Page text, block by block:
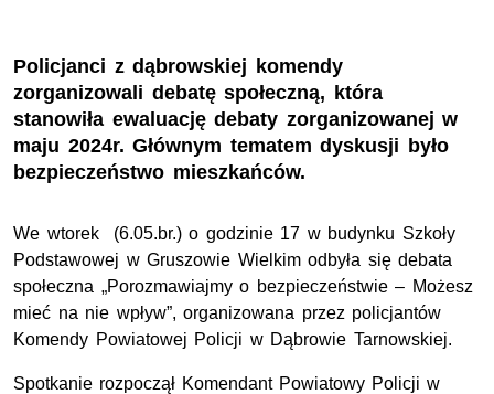
Policjanci z dąbrowskiej komendy
zorganizowali debatę społeczną, która
stanowiła ewaluację debaty zorganizowanej w
maju 2024r. Głównym tematem dyskusji było
bezpieczeństwo mieszkańców.
We wtorek (6.05.br.) o godzinie 17 w budynku Szkoły
Podstawowej w Gruszowie Wielkim odbyła się debata
społeczna „Porozmawiajmy o bezpieczeństwie – Możesz
mieć na nie wpływ”, organizowana przez policjantów
Komendy Powiatowej Policji w Dąbrowie Tarnowskiej.
Spotkanie rozpoczął Komendant Powiatowy Policji w